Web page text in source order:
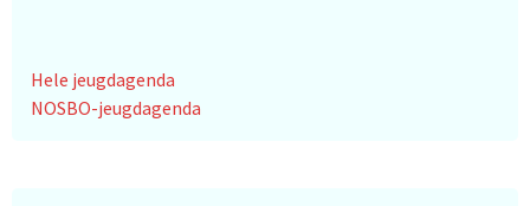
Hele jeugdagenda
NOSBO-jeugdagenda